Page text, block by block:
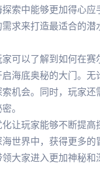
索中能够更加得心
求来打造最适合的潜
可以了解到如何在
海底奥秘的大门。
机会。同时，玩家
。
让玩家能够不断提
世界中，获得更多
大家进入更加神秘和